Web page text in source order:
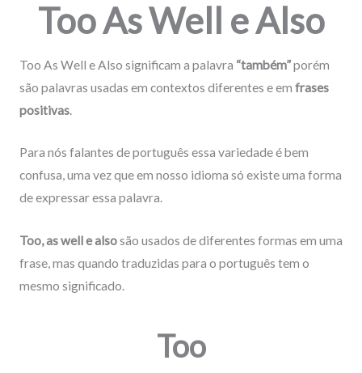
Too As Well e Also
Too As Well e Also significam a palavra “também”porém
são palavras usadas em contextos diferentes e em frases
positivas.
Para nós falantes de português essa variedade é bem
confusa, uma vez que em nosso idioma só existe uma forma
de expressar essa palavra.
Too, as well e alsosão usados de diferentes formas em uma
frase, mas quando traduzidas para o português tem o
mesmo significado.
Too